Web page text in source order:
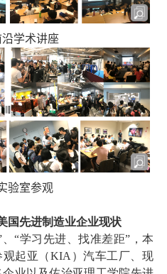
沿学术讲座
验室参观
先进制造业企业现状
“学习先进、找准差距”，本
观起亚（KIA ）汽车工厂、现